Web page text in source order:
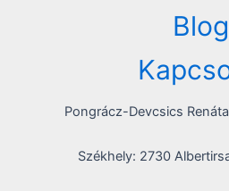
Blog
Pongrácz-Devcsics
Székhely: 2730